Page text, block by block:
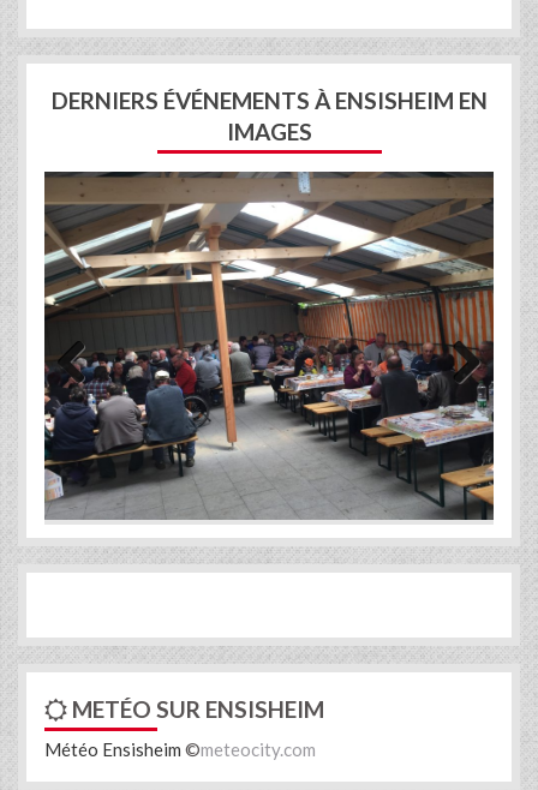
DERNIERS ÉVÉNEMENTS À ENSISHEIM EN
IMAGES
Previous Next
METÉO SUR ENSISHEIM
Météo Ensisheim ©meteocity.com